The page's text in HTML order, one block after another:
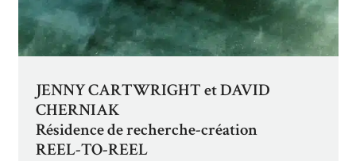
JENNY CARTWRIGHT et DAVID
CHERNIAK
Résidence de recherche-création
REEL-TO-REEL